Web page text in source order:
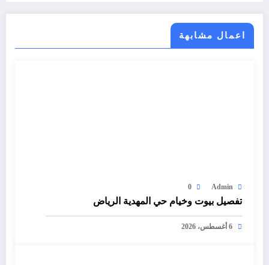
اعمال مشابهة
Admin
0
تفصيل بيوت وخيام حي المهدية الرياض
6 أغسطس، 2026